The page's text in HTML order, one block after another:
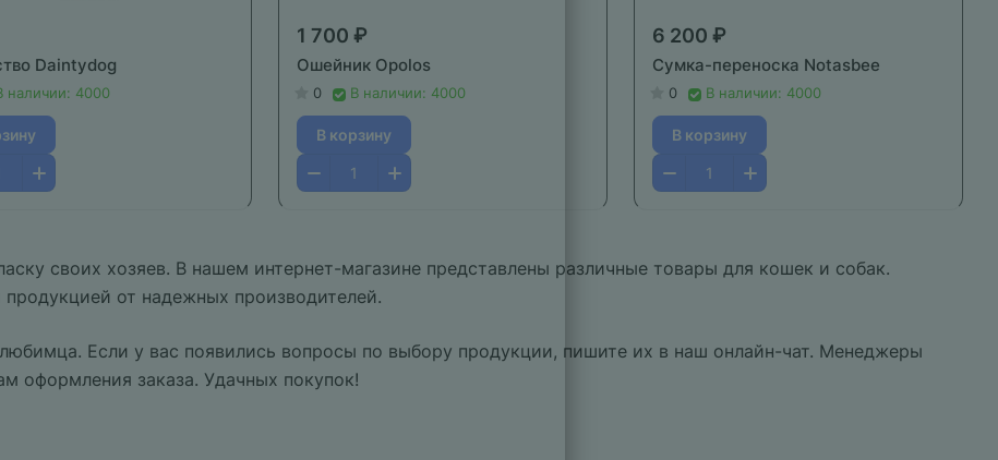
Daintydog
наличии: 4000
1 700 ₽
Ошейник Opolos
0 В наличии: 4000
В корзину
6 200 ₽
Сумка-переноска Notasbee
0 В наличии: 4000
В корзину
своих хозяев. В нашем интернет-магазине представлены различные товары для кошек и собак.
от надежных производителей.
Если у вас появились вопросы по выбору продукции, пишите их в наш онлайн-чат. Менеджеры
оформления заказа. Удачных покупок!